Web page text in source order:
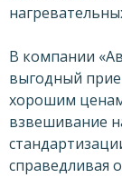
В компании
выгодный
хорошим
взвешивание
справедливая